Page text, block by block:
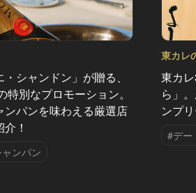
シャンドン」が贈る、
特別なプロモーション。
ンパンを味わえる厳選店
！
ンパン
東カレ
東カ
ら」
ンプ
#デー